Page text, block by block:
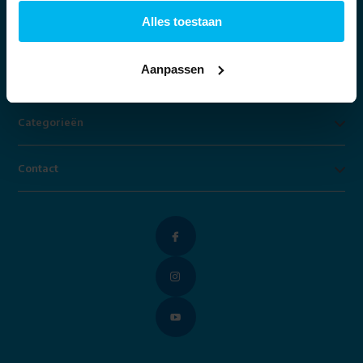
Alles toestaan
Aanpassen
Categorieën
Contact